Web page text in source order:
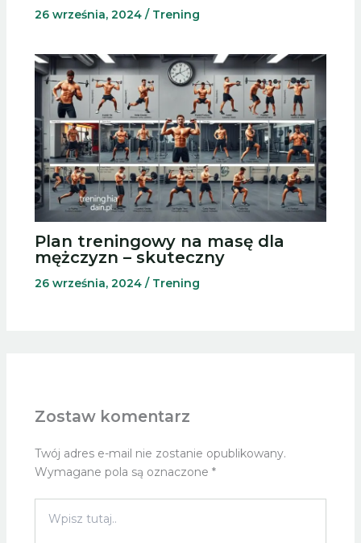
26 września, 2024 / Trening
Plan treningowy na masę dla
mężczyzn – skuteczny
26 września, 2024 / Trening
Zostaw komentarz
Twój adres e-mail nie zostanie opublikowany.
Wymagane pola są oznaczone *
tutaj..